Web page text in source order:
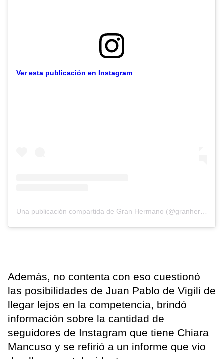
Ver esta publicación en Instagram
Además, no contenta con eso cuestionó
las posibilidades de Juan Pablo de Vigili de
llegar lejos en la competencia, brindó
información sobre la cantidad de
seguidores de Instagram que tiene Chiara
Mancuso y se refirió a un informe que vio